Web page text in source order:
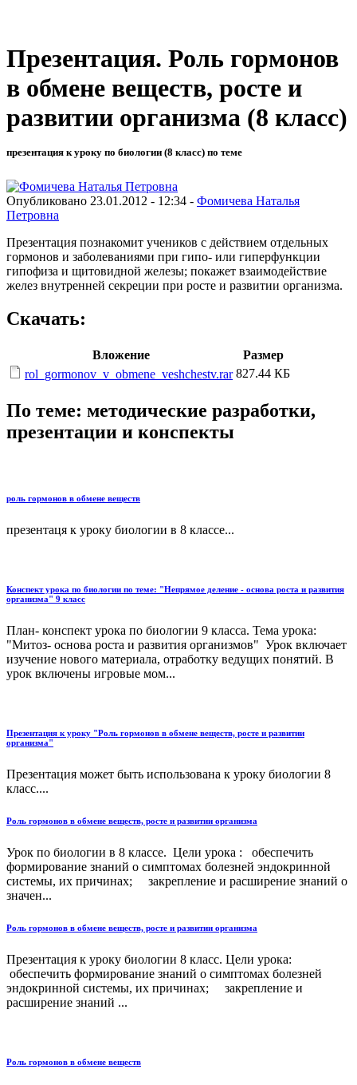
Презентация. Роль гормонов
в обмене веществ, росте и
развитии организма (8 класс)
презентация к уроку по биологии (8 класс) по теме
Опубликовано 23.01.2012 - 12:34 - Фомичева Наталья
Петровна
Презентация познакомит учеников с действием отдельных
гормонов и заболеваниями при гипо- или гиперфункции
гипофиза и щитовидной железы; покажет взаимодействие
желез внутренней секреции при росте и развитии организма.
Скачать:
Вложение
Размер
rol_gormonov_v_obmene_veshchestv.rar 827.44 КБ
По теме: методические разработки,
презентации и конспекты
роль гормонов в обмене веществ
презентаця к уроку биологии в 8 классе...
Конспект урока по биологии по теме: "Непрямое деление - основа роста и развития
организма" 9 класс
План- конспект урока по биологии 9 класса. Тема урока:
"Митоз- основа роста и развития организмов" Урок включает
изучение нового материала, отработку ведущих понятий. В
урок включены игровые мом...
Презентация к уроку "Роль гормонов в обмене веществ, росте и развитии
организма"
Презентация может быть использована к уроку биологии 8
класс....
Роль гормонов в обмене веществ, росте и развитии организма
Урок по биологии в 8 классе. Цели урока : обеспечить
формирование знаний о симптомах болезней эндокринной
системы, их причинах; закрепление и расширение знаний о
значен...
Роль гормонов в обмене веществ, росте и развитии организма
Презентация к уроку биологии 8 класс. Цели урока:
обеспечить формирование знаний о симптомах болезней
эндокринной системы, их причинах; закрепление и
расширение знаний ...
Роль гормонов в обмене веществ